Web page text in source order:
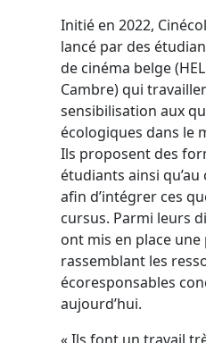
Initié en 2022,
lancé par des
de cinéma belge
Cambre) qui
sensibilisation aux
écologiques dans le
Ils proposent des
étudiants ainsi
afin d’intégrer ces
cursus. Parmi leurs
ont mis en place
rassemblant les
écoresponsables
aujourd’hui.